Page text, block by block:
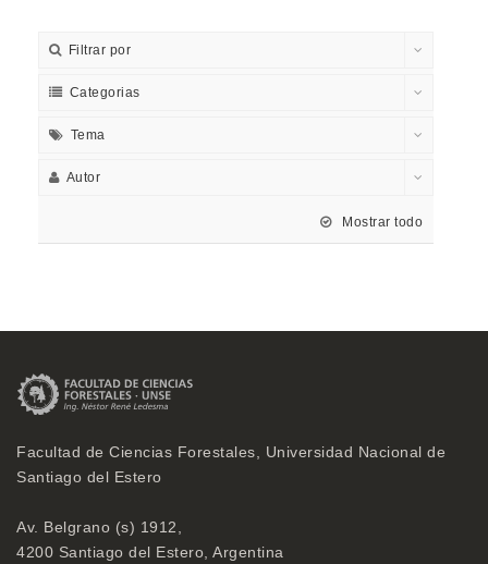
Filtrar por
Categorias
Tema
Autor
Mostrar todo
Facultad de Ciencias Forestales, Universidad Nacional de
Santiago del Estero
Av. Belgrano (s) 1912,
4200 Santiago del Estero, Argentina